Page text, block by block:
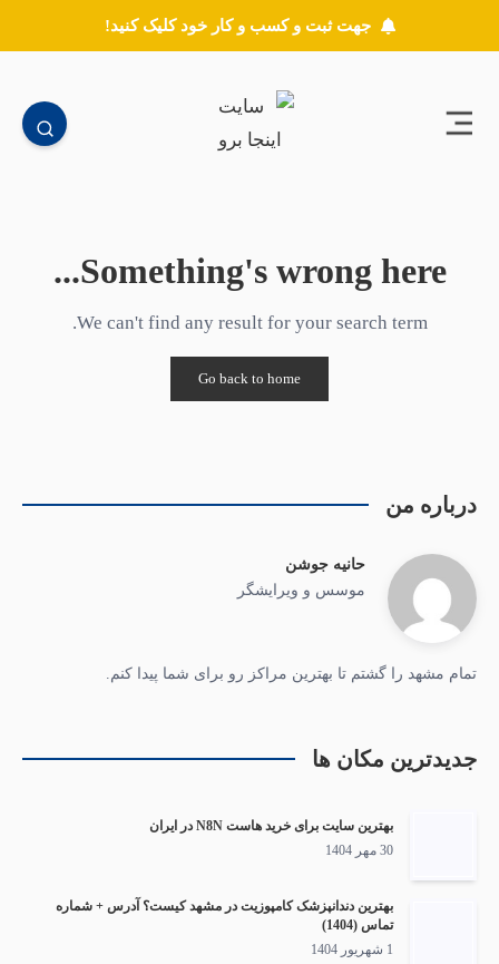
جهت ثبت و کسب و کار خود کلیک کنید!
Something's wrong here...
We can't find any result for your search term.
Go back to home
درباره من
حانیه جوشن
موسس و ویرایشگر
تمام مشهد را گشتم تا بهترین مراکز رو برای شما پیدا کنم.
جدیدترین مکان ها
بهترین سایت برای خرید هاست N8N در ایران
30 مهر 1404
بهترین دندانپزشک کامپوزیت در مشهد کیست؟ آدرس + شماره
تماس (1404)
1 شهریور 1404